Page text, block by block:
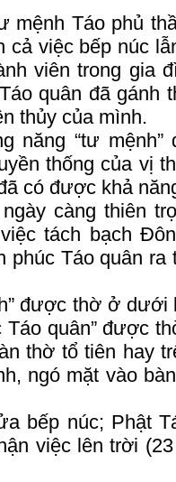
mệnh Táo phủ
cả việc bếp núc
viên trong gia
quân đã gánh
thủy của mình.
năng “tư
thống của vị
có được khả
càng thiên
tách bạch
phúc Táo quân ra
được thờ ở
Táo quân” được
thờ tổ tiên hay
ngó mặt vào
bếp núc; Phật
việc lên trời